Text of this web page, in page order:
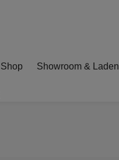
Shop Showroom & Laden